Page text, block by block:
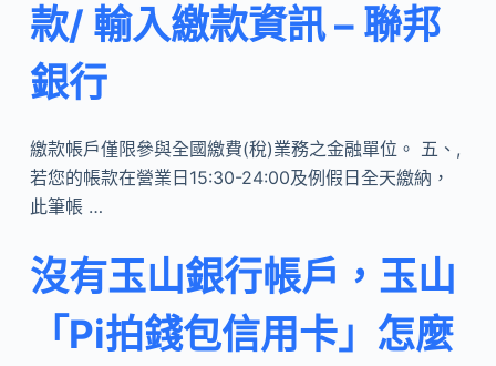
款/ 輸入繳款資訊 – 聯邦
銀行
繳款帳戶僅限參與全國繳費(稅)業務之金融單位。 五、,
若您的帳款在營業日15:30-24:00及例假日全天繳納，
此筆帳 …
沒有玉山銀行帳戶，玉山
「Pi拍錢包信用卡」怎麼